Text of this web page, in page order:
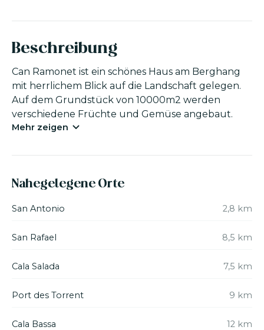
Beschreibung
Can Ramonet ist ein schönes Haus am Berghang
mit herrlichem Blick auf die Landschaft gelegen.
Auf dem Grundstück von 10000m2 werden
verschiedene Früchte und Gemüse angebaut.
Das Haus hat 300m2 bebaute Fläche und ist wie
einem Flur mit Zugang zur Pool-Terrasse. Es gibt
Klimaanlage.
eigenes Bad mit Dusche und Klimaanlage. Es gibt
ausgestattet mit Satelliten-TV, hochwertigen
Elementen aus dem Anfang des vorigen
ausgestattet mit Kühlschrank, Gefrierschrank,
Wasserkocher usw.
Mehr zeigen
Nahegelegene Orte
San Antonio 2,8 km
San Rafael 8,5 km
Cala Salada 7,5 km
Port des Torrent 9 km
Cala Bassa 12 km